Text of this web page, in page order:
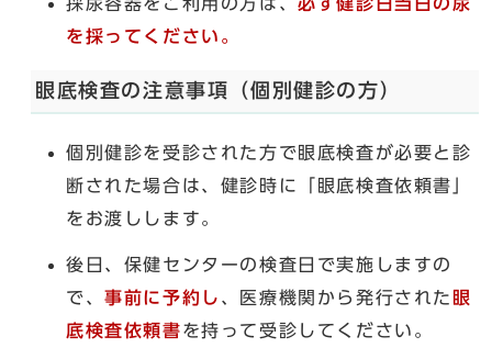
を採ってください。
眼底検査の注意事項（個別健診の方）
個別健診を受診された方で眼底検査が必要と診
断された場合は、健診時に「眼底検査依頼書」
をお渡しします。
後日、保健センターの検査日で実施しますの
で、事前に予約し 、医療機関から発行された 眼
底検査依頼書を持って受診してください。